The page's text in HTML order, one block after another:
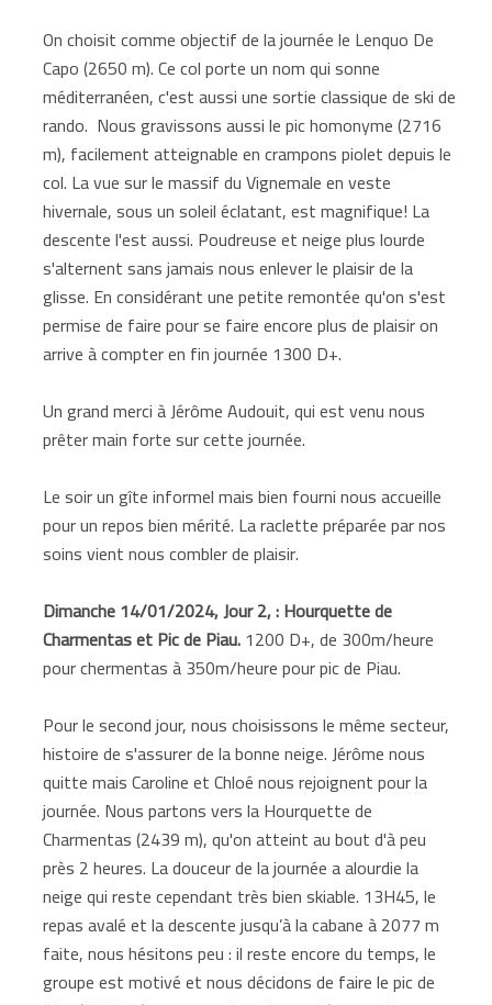
On choisit comme objectif de la journée le Lenquo De
Capo (2650 m). Ce col porte un nom qui sonne
méditerranéen, c'est aussi une sortie classique de ski de
rando. Nous gravissons aussi le pic homonyme (2716
m), facilement atteignable en crampons piolet depuis le
col. La vue sur le massif du Vignemale en veste
hivernale, sous un soleil éclatant, est magnifique! La
descente l'est aussi. Poudreuse et neige plus lourde
s'alternent sans jamais nous enlever le plaisir de la
glisse. En considérant une petite remontée qu'on s'est
permise de faire pour se faire encore plus de plaisir on
arrive à compter en fin journée 1300 D+.
Un grand merci à Jérôme Audouit, qui est venu nous
prêter main forte sur cette journée.
Le soir un gîte informel mais bien fourni nous accueille
pour un repos bien mérité. La raclette préparée par nos
soins vient nous combler de plaisir.
Dimanche 14/01/2024, Jour 2, : Hourquette de
Charmentas et Pic de Piau.1200 D+, de 300m/heure
pour chermentas à 350m/heure pour pic de Piau.
Pour le second jour, nous choisissons le même secteur,
histoire de s'assurer de la bonne neige. Jérôme nous
quitte mais Caroline et Chloé nous rejoignent pour la
journée. Nous partons vers la Hourquette de
Charmentas (2439 m), qu'on atteint au bout d'à peu
près 2 heures. La douceur de la journée a alourdie la
neige qui reste cependant très bien skiable. 13H45, le
repas avalé et la descente jusqu’à la cabane à 2077 m
faite, nous hésitons peu : il reste encore du temps, le
groupe est motivé et nous décidons de faire le pic de